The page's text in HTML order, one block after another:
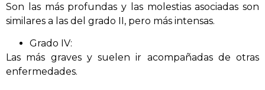
Son las más profundas y las molestias asociadas son
similares a las del grado II, pero más intensas.
Grado IV:
Las más graves y suelen ir acompañadas de otras
enfermedades.